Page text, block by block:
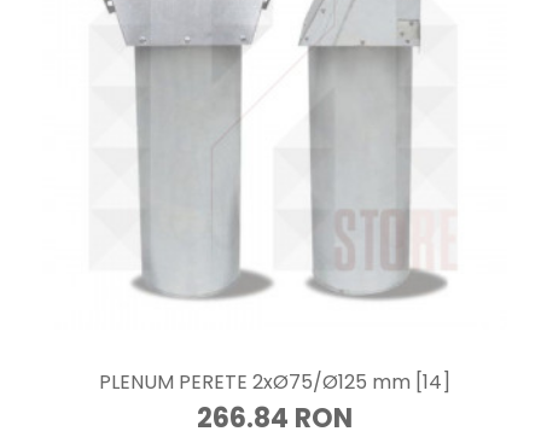
PLENUM PERETE 2xØ75/Ø125 mm [14]
266.84 RON